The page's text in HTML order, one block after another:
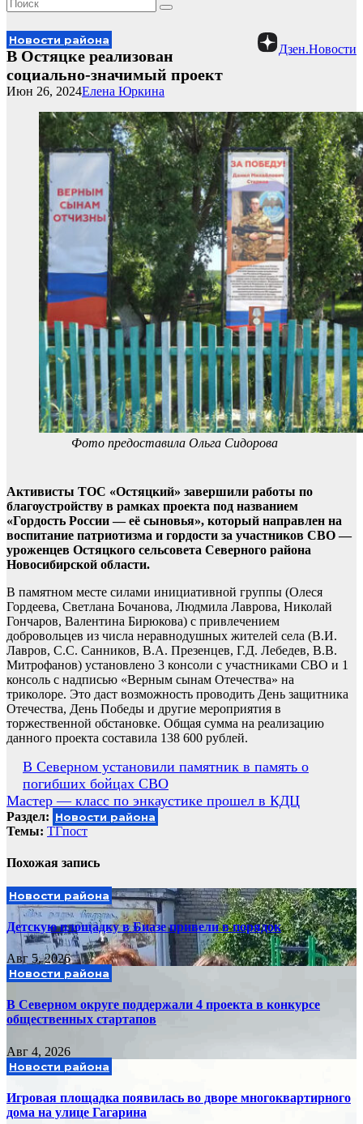
Дзен.Новости
Новости района
В Остяцке реализован
социально-значимый проект
Елена Юркина
Июн 26, 2024
Фото предоставила Ольга Сидорова
Активисты ТОС «Остяцкий» завершили работы по
благоустройству в рамках проекта под названием
«Гордость России — её сыновья», который направлен на
воспитание патриотизма и гордости за участников СВО —
уроженцев Остяцкого сельсовета Северного района
Новосибирской области.
В памятном месте силами инициативной группы (Олеся
Гордеева, Светлана Бочанова, Людмила Лаврова, Николай
Гончаров, Валентина Бирюкова) с привлечением
добровольцев из числа неравнодушных жителей села (В.И.
Лавров, С.С. Санников, В.А. Презенцев, Г.Д. Лебедев, В.В.
Митрофанов) установлено 3 консоли с участниками СВО и 1
консоль с надписью «Верным сынам Отечества» на
триколоре. Это даст возможность проводить День защитника
Отечества, День Победы и другие мероприятия в
торжественной обстановке. Общая сумма на реализацию
данного проекта составила 138 600 рублей.
Навигация
по
записям
В Северном установили памятник в память о
погибших бойцах СВО
Мастер — класс по энкаустике прошел в КДЦ
Раздел: Новости района
Темы: ТГпост
Похожая запись
Новости района
Детскую площадку в Биазе привели в порядок
Авг 5, 2026
Новости района
В Северном округе поддержали 4 проекта в конкурсе
общественных стартапов
Авг 4, 2026
Новости района
Игровая площадка появилась во дворе многоквартирного
дома на улице Гагарина